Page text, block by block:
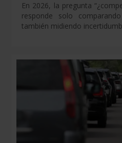
En 2026, la pregunta
responde solo
también midiendo